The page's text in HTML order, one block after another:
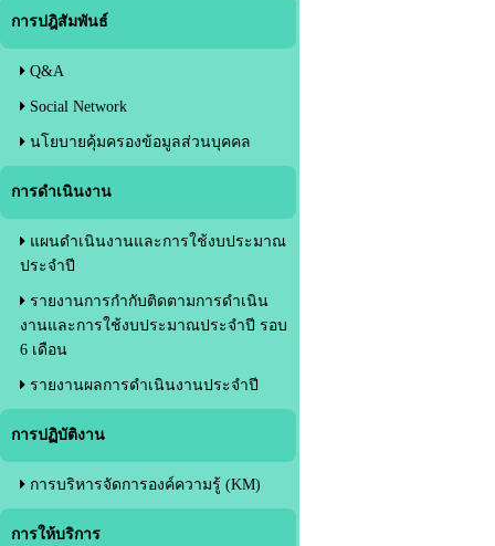
การปฎิสัมพันธ์
Q&A
Social Network
นโยบายคุ้มครองข้อมูลส่วนบุคคล
การดำเนินงาน
แผนดำเนินงานและการใช้งบประมาณ
ประจำปี
รายงานการกำกับติดตามการดำเนิน
งานและการใช้งบประมาณประจำปี รอบ
6 เดือน
รายงานผลการดำเนินงานประจำปี
การปฏิบัติงาน
การบริหารจัดการองค์ความรู้ (KM)
การให้บริการ